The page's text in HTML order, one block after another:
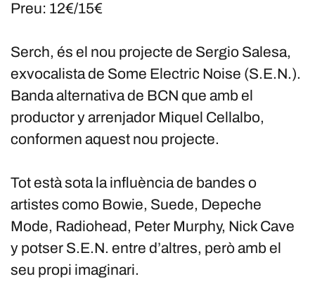
Preu: 12€/15€
Serch, és el nou projecte de Sergio Salesa,
exvocalista de Some Electric Noise (S.E.N.).
Banda alternativa de BCN que amb el
productor y arrenjador Miquel Cellalbo,
conformen aquest nou projecte.
Tot està sota la influència de bandes o
artistes como Bowie, Suede, Depeche
Mode, Radiohead, Peter Murphy, Nick Cave
y potser S.E.N. entre d’altres, però amb el
seu propi imaginari.